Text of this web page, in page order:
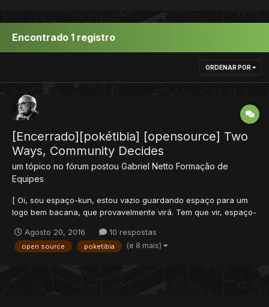
Encontrado 1 registro
ORDENAR POR
[Encerrado][pokétibia] [opensource] Two
Ways, Community Decides
um tópico no fórum postou Gabriel Netto Formação de
Equipes
[ Oi, sou espaço-kun, estou vazio guardando espaço para um
logo bem bacana, que provavelmente virá. Tem que vir, espaço-
comunidade OpenTibia brasileira, cerca de três ou quatro, eu
sempre quis contribuir de maneira gratificante com...
Agosto 20, 2016 10 respostas
open source poketibia (e 8 mais)